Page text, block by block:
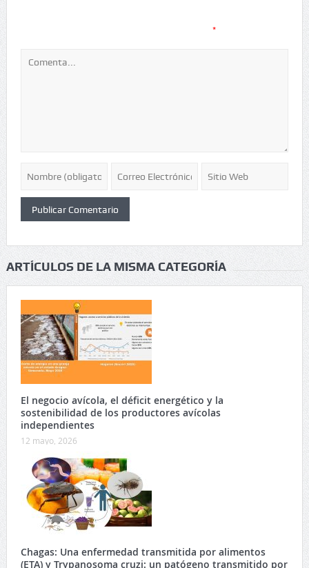
*
ARTÍCULOS DE LA MISMA CATEGORÍA
El negocio avícola, el déficit energético y la
sostenibilidad de los productores avícolas
independientes
12 mayo, 2026
Chagas: Una enfermedad transmitida por alimentos
(ETA) y Trypanosoma cruzi: un patógeno transmitido por